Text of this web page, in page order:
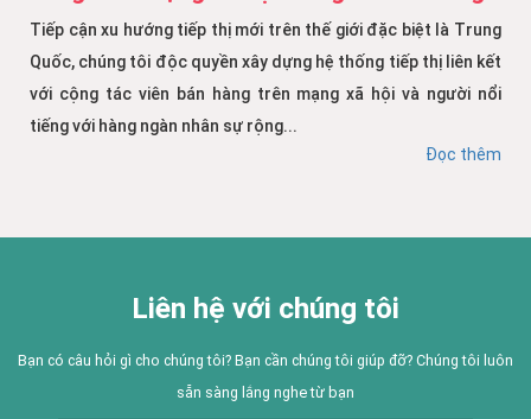
Tiếp cận xu hướng tiếp thị mới trên thế giới đặc biệt là Trung
Quốc, chúng tôi độc quyền xây dựng hệ thống tiếp thị liên kết
với cộng tác viên bán hàng trên mạng xã hội và người nổi
tiếng với hàng ngàn nhân sự rộng...
Đọc thêm
Liên hệ với chúng tôi
Bạn có câu hỏi gì cho chúng tôi? Bạn cần chúng tôi giúp đỡ? Chúng tôi luôn
sẵn sàng lắng nghe từ bạn